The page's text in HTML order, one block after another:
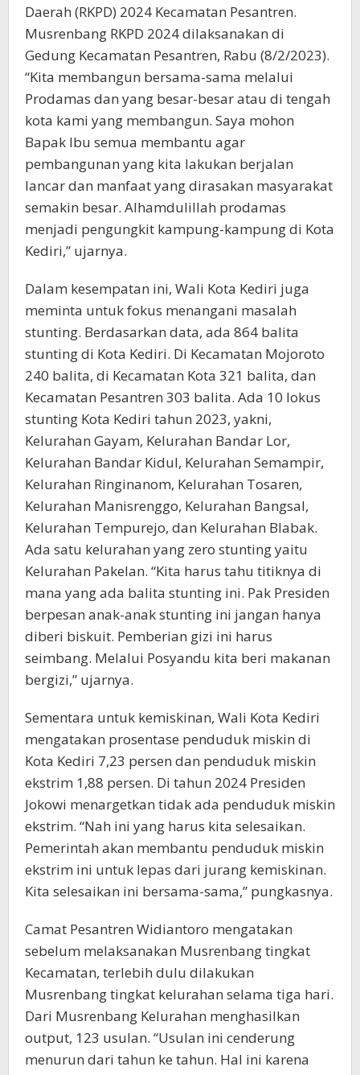
Daerah (RKPD) 2024 Kecamatan Pesantren.
Musrenbang RKPD 2024 dilaksanakan di
Gedung Kecamatan Pesantren, Rabu (8/2/2023).
“Kita membangun bersama-sama melalui
Prodamas dan yang besar-besar atau di tengah
kota kami yang membangun. Saya mohon
Bapak Ibu semua membantu agar
pembangunan yang kita lakukan berjalan
lancar dan manfaat yang dirasakan masyarakat
semakin besar. Alhamdulillah prodamas
menjadi pengungkit kampung-kampung di Kota
Kediri,” ujarnya.
Dalam kesempatan ini, Wali Kota Kediri juga
meminta untuk fokus menangani masalah
stunting. Berdasarkan data, ada 864 balita
stunting di Kota Kediri. Di Kecamatan Mojoroto
240 balita, di Kecamatan Kota 321 balita, dan
Kecamatan Pesantren 303 balita. Ada 10 lokus
stunting Kota Kediri tahun 2023, yakni,
Kelurahan Gayam, Kelurahan Bandar Lor,
Kelurahan Bandar Kidul, Kelurahan Semampir,
Kelurahan Ringinanom, Kelurahan Tosaren,
Kelurahan Manisrenggo, Kelurahan Bangsal,
Kelurahan Tempurejo, dan Kelurahan Blabak.
Ada satu kelurahan yang zero stunting yaitu
Kelurahan Pakelan. “Kita harus tahu titiknya di
mana yang ada balita stunting ini. Pak Presiden
berpesan anak-anak stunting ini jangan hanya
diberi biskuit. Pemberian gizi ini harus
seimbang. Melalui Posyandu kita beri makanan
bergizi,” ujarnya.
Sementara untuk kemiskinan, Wali Kota Kediri
mengatakan prosentase penduduk miskin di
Kota Kediri 7,23 persen dan penduduk miskin
ekstrim 1,88 persen. Di tahun 2024 Presiden
Jokowi menargetkan tidak ada penduduk miskin
ekstrim. “Nah ini yang harus kita selesaikan.
Pemerintah akan membantu penduduk miskin
ekstrim ini untuk lepas dari jurang kemiskinan.
Kita selesaikan ini bersama-sama,” pungkasnya.
Camat Pesantren Widiantoro mengatakan
sebelum melaksanakan Musrenbang tingkat
Kecamatan, terlebih dulu dilakukan
Musrenbang tingkat kelurahan selama tiga hari.
Dari Musrenbang Kelurahan menghasilkan
output, 123 usulan. “Usulan ini cenderung
menurun dari tahun ke tahun. Hal ini karena